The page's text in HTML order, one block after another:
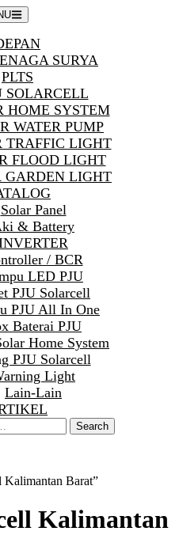
SURYA
PLTS
SOLARCELL
HOME SYSTEM
WATER PUMP
TRAFFIC LIGHT
FLOOD LIGHT
GARDEN LIGHT
Solar Panel
& Battery
/ BCR
LED PJU
PJU Solarcell
PJU All In One
Baterai PJU
Home System
PJU Solarcell
Light
Lain-Lain
Kalimantan Barat”
Kalimantan